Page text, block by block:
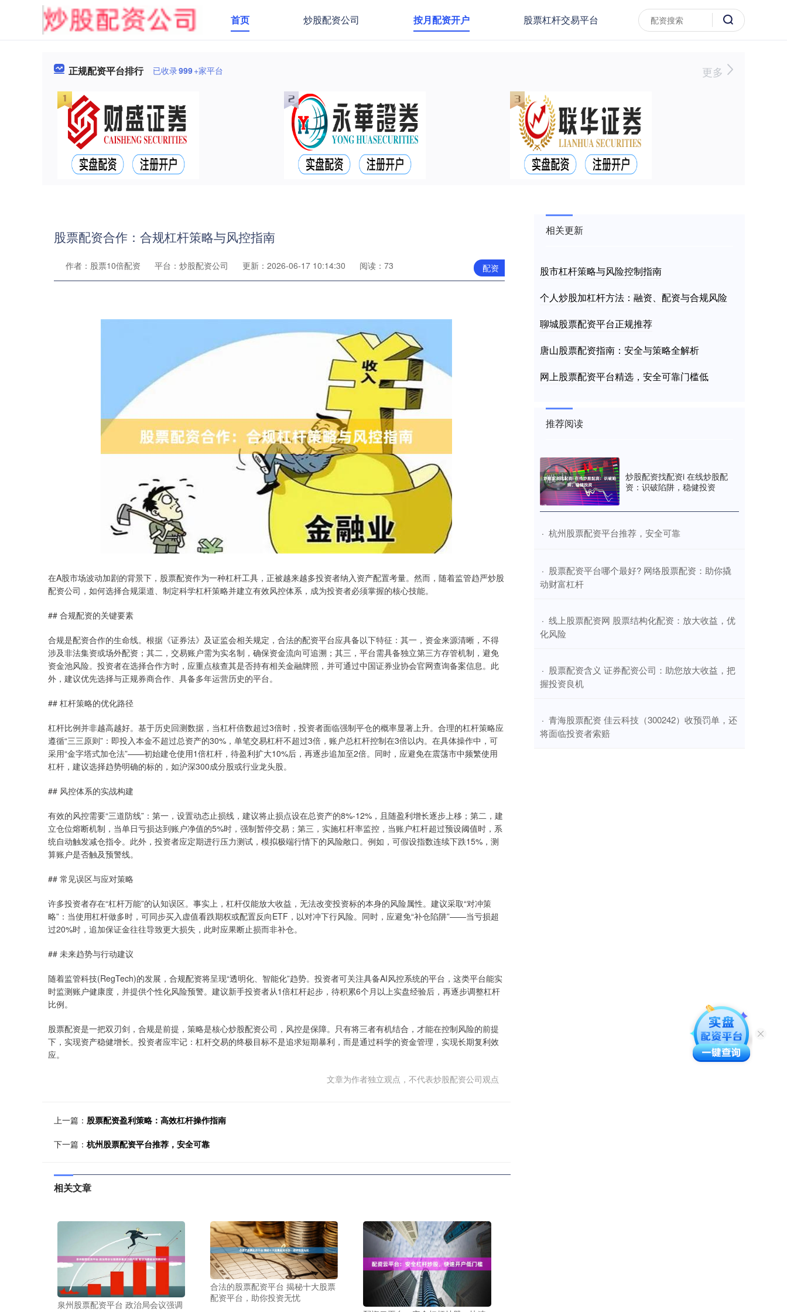
首页 炒股配资公司 按月配资开户 股票杠杆交易平台
正规配资平台排行 已收录999+家平台 更多
股票配资合作：合规杠杆策略与风控指南
配资
作者：股票10倍配资 平台：炒股配资公司 更新：2026-06-17 10:14:30 阅读：73
在A股市场波动加剧的背景下，股票配资作为一种杠杆工具，正被越来越多投资者纳入资产配置考量。然而，随着监管趋严炒股
配资公司，如何选择合规渠道、制定科学杠杆策略并建立有效风控体系，成为投资者必须掌握的核心技能。
## 合规配资的关键要素
合规是配资合作的生命线。根据《证券法》及证监会相关规定，合法的配资平台应具备以下特征：其一，资金来源清晰，不得
涉及非法集资或场外配资；其二，交易账户需为实名制，确保资金流向可追溯；其三，平台需具备独立第三方存管机制，避免
资金池风险。投资者在选择合作方时，应重点核查其是否持有相关金融牌照，并可通过中国证券业协会官网查询备案信息。此
外，建议优先选择与正规券商合作、具备多年运营历史的平台。
## 杠杆策略的优化路径
杠杆比例并非越高越好。基于历史回测数据，当杠杆倍数超过3倍时，投资者面临强制平仓的概率显著上升。合理的杠杆策略应
遵循“三三原则”：即投入本金不超过总资产的30%，单笔交易杠杆不超过3倍，账户总杠杆控制在3倍以内。在具体操作中，可
采用“金字塔式加仓法”——初始建仓使用1倍杠杆，待盈利扩大10%后，再逐步追加至2倍。同时，应避免在震荡市中频繁使用
杠杆，建议选择趋势明确的标的，如沪深300成分股或行业龙头股。
## 风控体系的实战构建
有效的风控需要“三道防线”：第一，设置动态止损线，建议将止损点设在总资产的8%-12%，且随盈利增长逐步上移；第二，建
立仓位熔断机制，当单日亏损达到账户净值的5%时，强制暂停交易；第三，实施杠杆率监控，当账户杠杆超过预设阈值时，系
统自动触发减仓指令。此外，投资者应定期进行压力测试，模拟极端行情下的风险敞口。例如，可假设指数连续下跌15%，测
算账户是否触及预警线。
## 常见误区与应对策略
许多投资者存在“杠杆万能”的认知误区。事实上，杠杆仅能放大收益，无法改变投资标的本身的风险属性。建议采取“对冲策
略”：当使用杠杆做多时，可同步买入虚值看跌期权或配置反向ETF，以对冲下行风险。同时，应避免“补仓陷阱”——当亏损超
过20%时，追加保证金往往导致更大损失，此时应果断止损而非补仓。
## 未来趋势与行动建议
随着监管科技(RegTech)的发展，合规配资将呈现“透明化、智能化”趋势。投资者可关注具备AI风控系统的平台，这类平台能实
时监测账户健康度，并提供个性化风险预警。建议新手投资者从1倍杠杆起步，待积累6个月以上实盘经验后，再逐步调整杠杆
比例。
股票配资是一把双刃剑，合规是前提，策略是核心炒股配资公司，风控是保障。只有将三者有机结合，才能在控制风险的前提
下，实现资产稳健增长。投资者应牢记：杠杆交易的终极目标不是追求短期暴利，而是通过科学的资金管理，实现长期复利效
应。
文章为作者独立观点，不代表炒股配资公司观点
上一篇： 股票配资盈利策略：高效杠杆操作指南
下一篇： 杭州股票配资平台推荐，安全可靠
相关文章
泉州股票配资平台 政治局会议强调
合法的股票配资平台 揭秘十大股票
配资平台，助你投资无忧
相关更新
股市杠杆策略与风险控制指南
个人炒股加杠杆方法：融资、配资与合规风险
聊城股票配资平台正规推荐
唐山股票配资指南：安全与策略全解析
网上股票配资平台精选，安全可靠门槛低
推荐阅读
炒股配资找配资i 在线炒股配
资：识破陷阱，稳健投资
· ​杭州股票配资平台推荐，安全可靠
· ​股票配资平台哪个最好? 网络股票配资：助你撬
动财富杠杆
· ​线上股票配资网 股票结构化配资：放大收益，优
化风险
· ​股票配资含义 证券配资公司：助您放大收益，把
握投资良机
· ​青海股票配资 佳云科技（300242）收预罚单，还
将面临投资者索赔